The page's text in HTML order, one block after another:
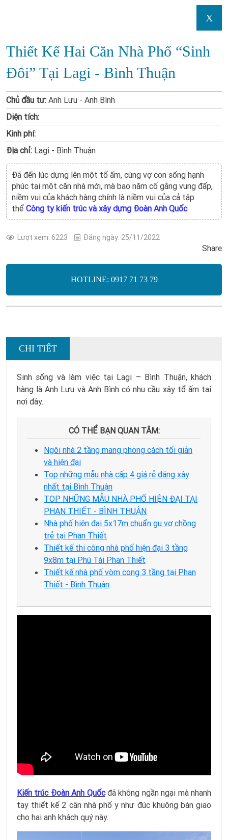
X
Thiết Kế Hai Căn Nhà Phố “sinh
Đôi” Tại Lagi - Bình Thuận
Chủ đầu tư: Anh Lưu - Anh Bình
Diện tích:
Kinh phí:
Địa chỉ: Lagi - Bình Thuận
Đã đến lúc dựng lên một tổ ấm, cùng vợ con sống hạnh
phúc tại một căn nhà mới, mà bao năm cố gắng vung đấp,
niềm vui của khách hàng chính là niềm vui của cả tập
thể Công ty kiến trúc và xây dựng Đoàn Anh Quốc
Lượt xem: 6223 Đăng ngày: 25/11/2022
Share
HOTLINE: 0917 71 73 79
CHI TIẾT
Sinh sống và làm việc tại Lagi – Bình Thuận, khách
hàng là Anh Lưu và Anh Bình có nhu cầu xây tổ ấm tại
nơi đây.
CÓ THỂ BẠN QUAN TÂM:
Ngôi nhà 2 tầng mang phong cách tối giản
và hiện đại
Top những mẫu nhà cấp 4 giá rẻ đáng xây
nhất tại Bình Thuận
TOP NHỮNG MẪU NHÀ PHỐ HIỆN ĐẠI TẠI
PHAN THIẾT - BÌNH THUẬN
Nhà phố hiện đại 5x17m chuẩn gu vợ chồng
trẻ tại Phan Thiết
Thiết kế thi công nhà phố hiện đại 3 tầng
9x8m tại Phú Tài Phan Thiết
Thiết kế nhà phố vòm cong 3 tầng tại Phan
Thiết - Bình Thuận
Kiến trúc Đoàn Anh Quốcđã không ngần ngại mà nhanh
tay thiết kế 2 cân nhà phố y như đúc khuông bàn giao
cho hai anh khách quý này.